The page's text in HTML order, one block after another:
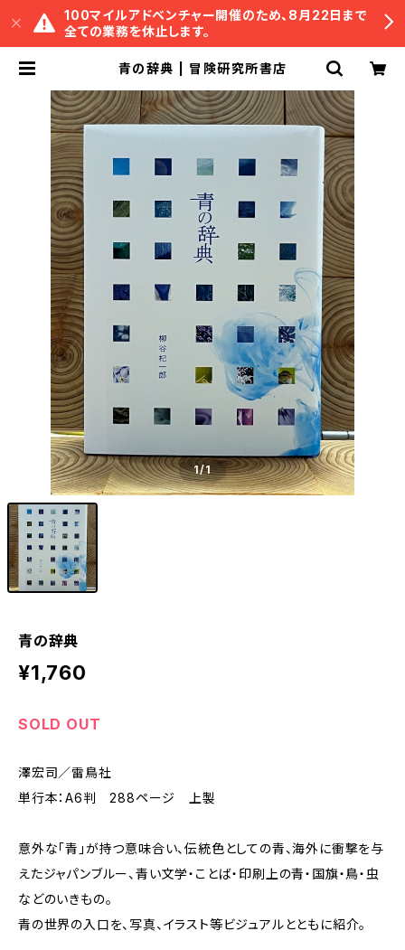
100マイルアドベンチャー開催のため、8月22日まで
全ての業務を休止します。
青の辞典 | 冒険研究所書店
1/1
青の辞典
¥1,760
SOLD OUT
澤宏司／雷鳥社
単行本：A6判 288ページ 上製
意外な「青」が持つ意味合い、伝統色としての青、海外に衝撃を与
えたジャパンブルー、青い文学・ことば・印刷上の青・国旗・鳥・虫
などのいきもの。
青の世界の入口を、写真、イラスト等ビジュアルとともに紹介。